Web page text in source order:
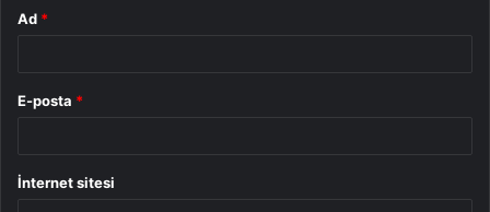
Ad *
E-posta *
İnternet sitesi